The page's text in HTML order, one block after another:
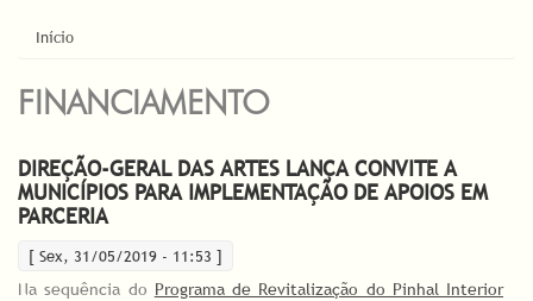
ESTÁ AQUI
Início
FINANCIAMENTO
DIREÇÃO-GERAL DAS ARTES LANÇA CONVITE A
MUNICÍPIOS PARA IMPLEMENTAÇÃO DE APOIOS EM
PARCERIA
[ Sex, 31/05/2019 - 11:53 ]
Na sequência do Programa de Revitalização do Pinhal Interior